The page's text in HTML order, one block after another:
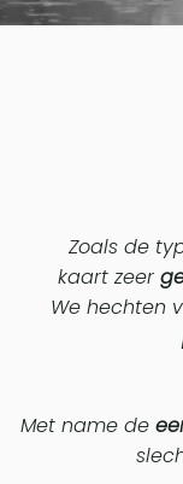
Zoals de
kaart zeer
​We hechten
Met name de